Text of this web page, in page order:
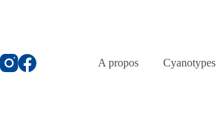
A propos Cyanotypes